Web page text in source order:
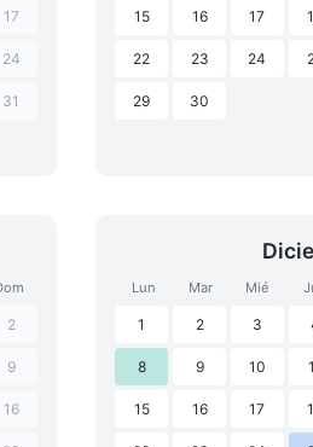
17
24
31
15 16 17
22 23 24
29 30
2
9
16
Lun Mar Mié
1 2 3
8 9 10
15 16 17